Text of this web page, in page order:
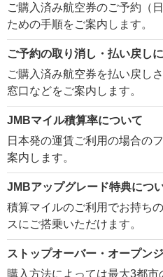
ご購入済み航空券のご予約（
ための手順をご案内します。
ご予約の取り消し・払い戻し
ご購入済み航空券を払い戻し
窓口などをご案内します。
JMBマイル積算率について
日本発の運賃ご利用の場合の
案内します。
JMBアップグレード特典につ
積算マイルのご利用でお持ち
スにご搭乗いただけます。
ストップオーバー・オープン
購入方法によっては最大3都市